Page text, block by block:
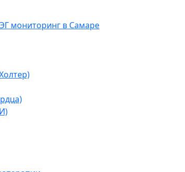
мониторинг в Самаре